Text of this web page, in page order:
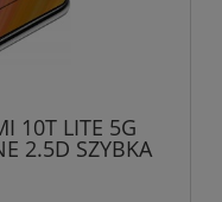
10T LITE 5G
2.5D SZYBKA